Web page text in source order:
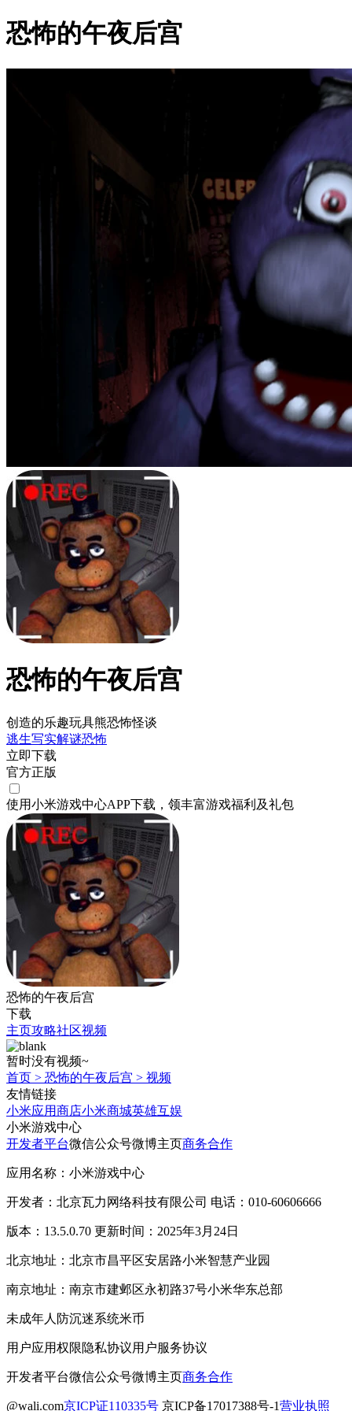
恐怖的午夜后宫
恐怖的午夜后宫
创造的乐趣玩具熊恐怖怪谈
逃生写实解谜恐怖
立即下载
官方正版
使用小米游戏中心APP下载 ，领丰富游戏福利 及礼包
恐怖的午夜后宫
下载
主页攻略社区视频
暂时没有视频~
首页 > 恐怖的午夜后宫 > 视频
友情链接
小米应用商店小米商城英雄互娱
小米游戏中心
开发者平台微信公众号微博主页商务合作
应用名称：小米游戏中心
开发者：北京瓦力网络科技有限公司 电话：010-60606666
版本：13.5.0.70 更新时间：2025年3月24日
北京地址：北京市昌平区安居路小米智慧产业园
南京地址：南京市建邺区永初路37号小米华东总部
未成年人防沉迷系统米币
用户应用权限隐私协议用户服务协议
开发者平台微信公众号微博主页商务合作
@wali.com京ICP证110335号 京ICP备17017388号-1营业执照